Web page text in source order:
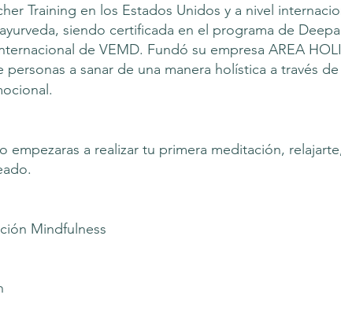
Training en los Estados Unidos y a nivel
siendo certificada en el programa de
de VEMD. Fundó su empresa AREA
personas a sanar de una manera holística a través
a realizar tu primera meditación,
Mindfulness